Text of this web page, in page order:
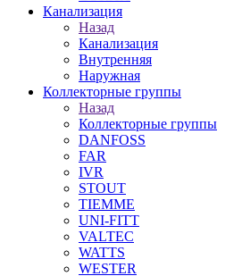
Канализация
Назад
Канализация
Внутренняя
Наружная
Коллекторные группы
Назад
Коллекторные группы
DANFOSS
FAR
IVR
STOUT
TIEMME
UNI-FITT
VALTEC
WATTS
WESTER